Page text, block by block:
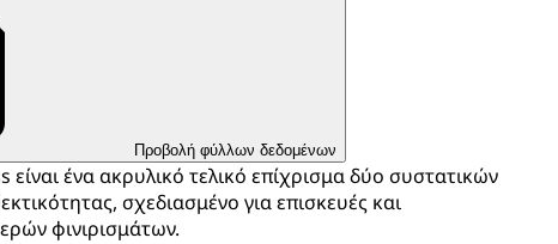
Προβολή φύλλων δεδομένων
ένα ακρυλικό τελικό επίχρισμα δύο συστατικών
σχεδιασμένο για επισκευές και
φινιρισμάτων.